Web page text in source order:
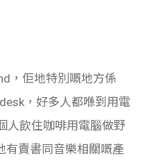
，佢地特別嘅地方係
，好多人都喺到用電
人飲住咖啡用電腦做野
有賣書同音樂相關嘅產